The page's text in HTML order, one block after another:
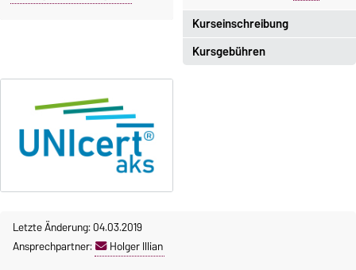
Kurseinschreibung
Einschreibezeitraum:
Kursgebühren
Letzte Änderung: 04.03.2019
Ansprechpartner:
Holger Illian